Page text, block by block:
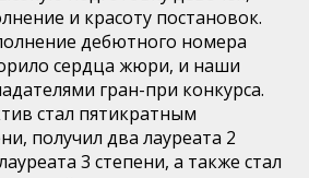
и красоту постановок.
дебютного номера
сердца жюри, и наши
гран-при конкурса.
стал пятикратным
получил два лауреата 2
3 степени, а также стал